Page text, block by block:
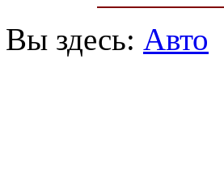
Вы здесь: Авто